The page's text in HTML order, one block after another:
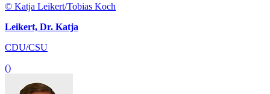
© Katja Leikert/Tobias Koch
Leikert, Dr. Katja
CDU/CSU
()